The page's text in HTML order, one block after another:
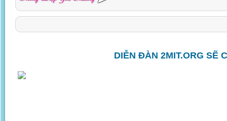
DIỄN ĐÀN 2MIT.ORG SẼ